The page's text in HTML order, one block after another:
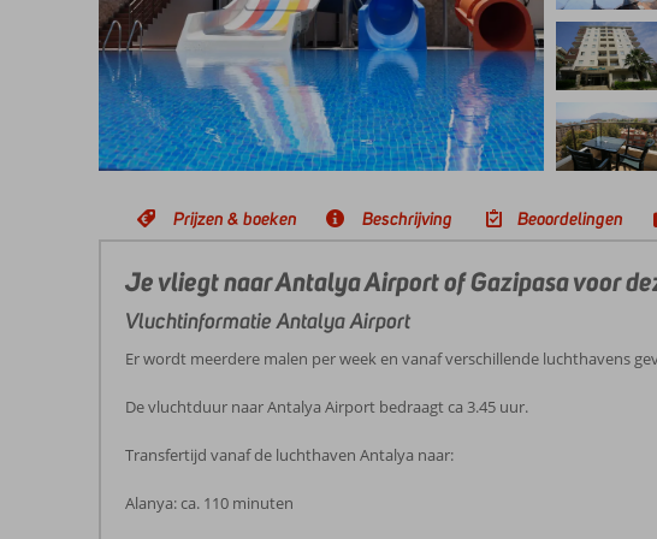
Prijzen & boeken Beschrijving Beoordelingen
Je vliegt naar Antalya Airport of Gazipasa voor
Vluchtinformatie Antalya Airport
Er wordt meerdere malen per week en vanaf verschillende luchthavens
De vluchtduur naar Antalya Airport bedraagt ca 3.45 uur.
Transfertijd vanaf de luchthaven Antalya naar:
Alanya: ca. 110 minuten